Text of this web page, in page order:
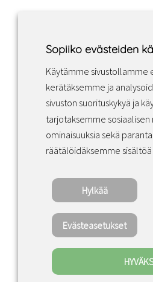
Facebook Instagram LinkedIn
Sopimusehdot
Copyright ©2022 ·
– All Rights
Sopiiko evästeiden
Käytämme sivustollamme
kerätäksemme ja
sivuston suorituskykyä ja
tarjotaksemme sosiaalisen
ominaisuuksia sekä
räätälöidäksemme sisältöä
Hylkää
Evästeasetukset